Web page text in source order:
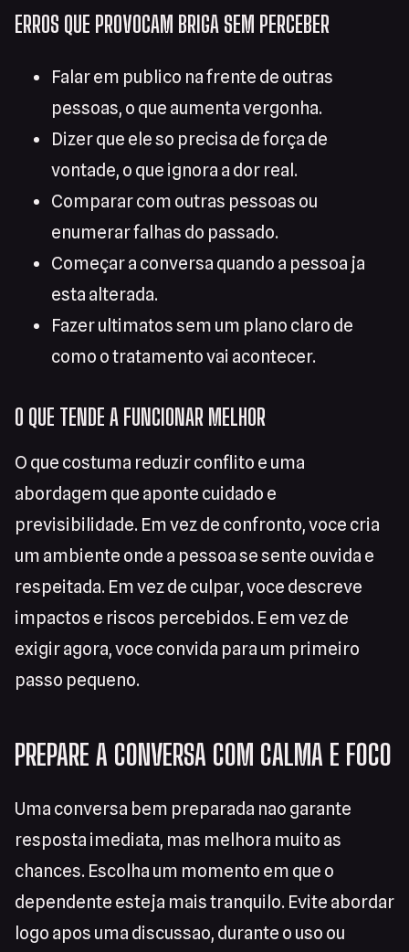
ERROS QUE PROVOCAM BRIGA SEM PERCEBER
Falar em publico na frente de outras
pessoas, o que aumenta vergonha.
Dizer que ele so precisa de força de
vontade, o que ignora a dor real.
Comparar com outras pessoas ou
enumerar falhas do passado.
Começar a conversa quando a pessoa ja
esta alterada.
Fazer ultimatos sem um plano claro de
como o tratamento vai acontecer.
O QUE TENDE A FUNCIONAR MELHOR
O que costuma reduzir conflito e uma
abordagem que aponte cuidado e
previsibilidade. Em vez de confronto, voce cria
um ambiente onde a pessoa se sente ouvida e
respeitada. Em vez de culpar, voce descreve
impactos e riscos percebidos. E em vez de
exigir agora, voce convida para um primeiro
passo pequeno.
PREPARE A CONVERSA COM CALMA E FOCO
Uma conversa bem preparada nao garante
resposta imediata, mas melhora muito as
chances. Escolha um momento em que o
dependente esteja mais tranquilo. Evite abordar
logo apos uma discussao, durante o uso ou